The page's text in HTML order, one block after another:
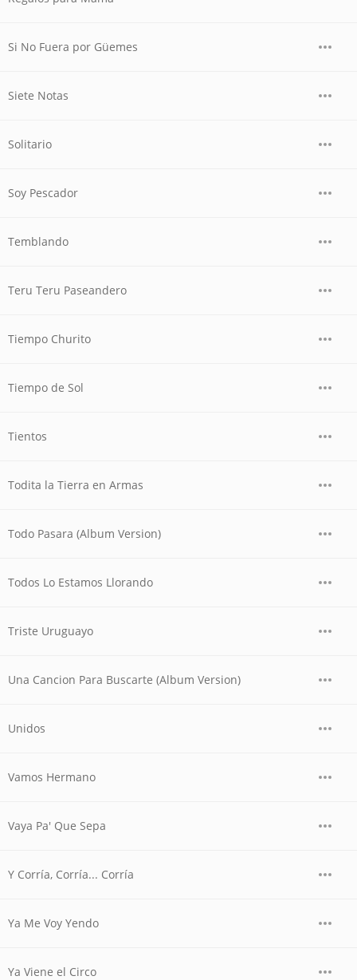
Si No Fuera por Güemes
Siete Notas
Solitario
Soy Pescador
Temblando
Teru Teru Paseandero
Tiempo Churito
Tiempo de Sol
Tientos
Todita la Tierra en Armas
Todo Pasara (Album Version)
Todos Lo Estamos Llorando
Triste Uruguayo
Una Cancion Para Buscarte (Album Version)
Unidos
Vamos Hermano
Vaya Pa' Que Sepa
Y Corría, Corría... Corría
Ya Me Voy Yendo
Ya Viene el Circo